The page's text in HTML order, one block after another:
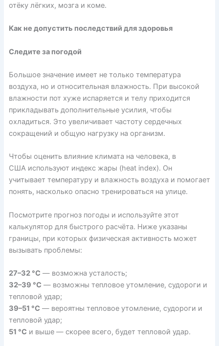
отёку лёгких, мозга и коме.
Как не допустить последствий для здоровья
Следите за погодой
Большое значение имеет не только температура
воздуха, но и относительная влажность. При высокой
влажности пот хуже испаряется и телу приходится
прикладывать дополнительные усилия, чтобы
охладиться. Это увеличивает частоту сердечных
сокращений и общую нагрузку на организм.
Чтобы оценить влияние климата на человека, в
США используют индекс жары (heat index). Он
учитывает температуру и влажность воздуха и помогает
понять, насколько опасно тренироваться на улице.
Посмотрите прогноз погоды и используйте этот
калькулятор для быстрого расчёта. Ниже указаны
границы, при которых физическая активность может
вызывать проблемы:
27–32 °С — возможна усталость;
32–39 °С — возможны тепловое утомление, судороги и
тепловой удар;
39–51 °С — вероятны тепловое утомление, судороги и
тепловой удар;
51 °С и выше — скорее всего, будет тепловой удар.